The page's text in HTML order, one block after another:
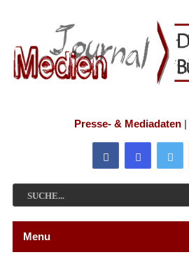
Presse- & Mediadaten|
Menu